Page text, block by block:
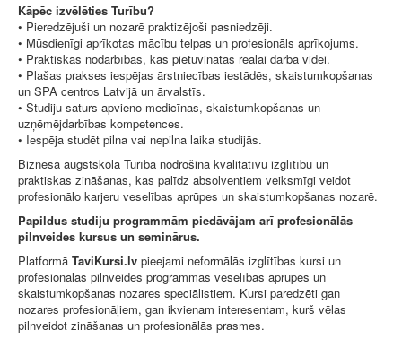
Kāpēc izvēlēties Turību?
• Pieredzējuši un nozarē praktizējoši pasniedzēji.
• Mūsdienīgi aprīkotas mācību telpas un profesionāls aprīkojums.
• Praktiskās nodarbības, kas pietuvinātas reālai darba videi.
• Plašas prakses iespējas ārstniecības iestādēs, skaistumkopšanas
un SPA centros Latvijā un ārvalstīs.
• Studiju saturs apvieno medicīnas, skaistumkopšanas un
uzņēmējdarbības kompetences.
• Iespēja studēt pilna vai nepilna laika studijās.
Biznesa augstskola Turība nodrošina kvalitatīvu izglītību un
praktiskas zināšanas, kas palīdz absolventiem veiksmīgi veidot
profesionālo karjeru veselības aprūpes un skaistumkopšanas nozarē.
Papildus studiju programmām piedāvājam arī profesionālās
pilnveides kursus un seminārus.
Platformā TaviKursi.lv pieejami neformālās izglītības kursi un
profesionālās pilnveides programmas veselības aprūpes un
skaistumkopšanas nozares speciālistiem. Kursi paredzēti gan
nozares profesionāļiem, gan ikvienam interesentam, kurš vēlas
pilnveidot zināšanas un profesionālās prasmes.